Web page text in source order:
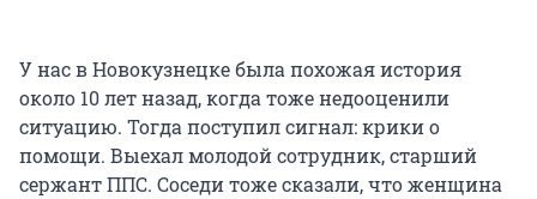
У нас в Новокузнецке была похожая история
около 10 лет назад, когда тоже недооценили
ситуацию. Тогда поступил сигнал: крики о
помощи. Выехал молодой сотрудник, старший
сержант ППС. Соседи тоже сказали, что женщина